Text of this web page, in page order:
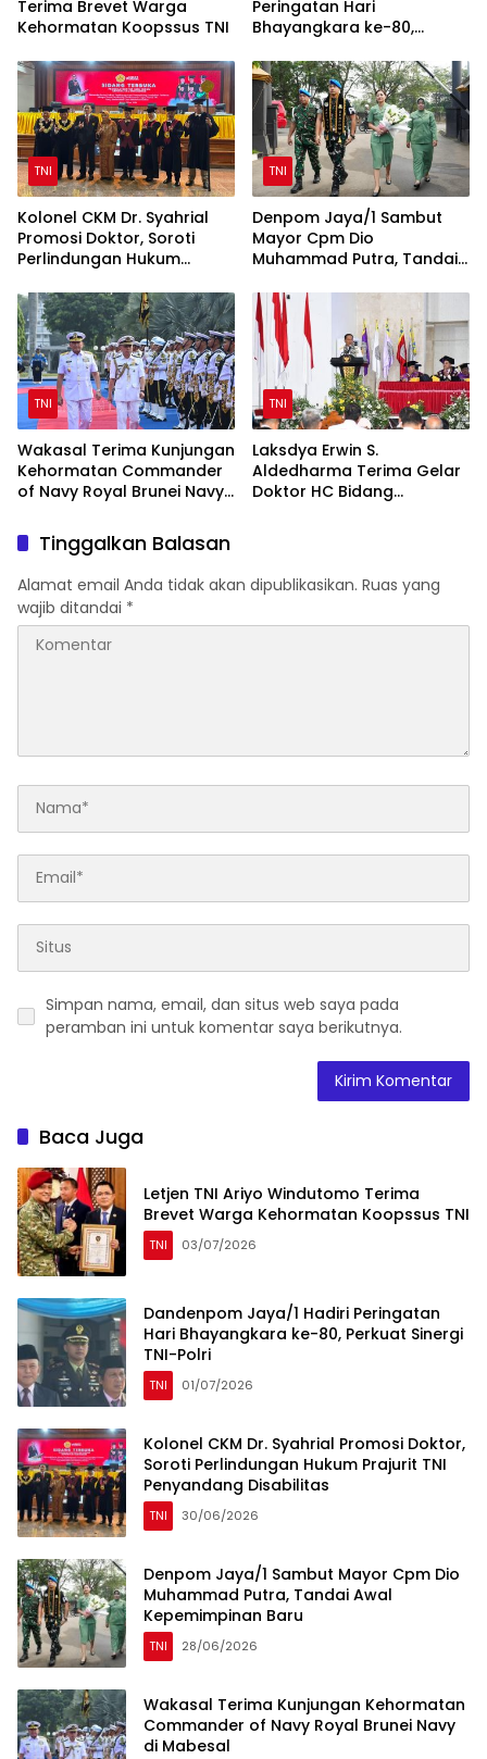
Terima Brevet Warga
Kehormatan Koopssus TNI
Peringatan Hari
Bhayangkara ke-80,
TNI
Kolonel CKM Dr. Syahrial
Promosi Doktor, Soroti
Perlindungan Hukum
Disabilitas
TNI
Denpom Jaya/1 Sambut
Mayor Cpm Dio
Muhammad Putra, Tandai
TNI
Wakasal Terima Kunjungan
Kehormatan Commander
of Navy Royal Brunei Navy
TNI
Laksdya Erwin S.
Aldedharma Terima Gelar
Doktor HC Bidang
Tinggalkan Balasan
Alamat email Anda tidak akan dipublikasikan. Ruas yang
wajib ditandai *
Simpan nama, email, dan situs web saya pada
peramban ini untuk komentar saya berikutnya.
Baca Juga
Letjen TNI Ariyo Windutomo Terima
Brevet Warga Kehormatan Koopssus TNI
TNI 03/07/2026
Dandenpom Jaya/1 Hadiri Peringatan
Hari Bhayangkara ke-80, Perkuat Sinergi
TNI-Polri
TNI 01/07/2026
Kolonel CKM Dr. Syahrial Promosi Doktor,
Soroti Perlindungan Hukum Prajurit TNI
Penyandang Disabilitas
TNI 30/06/2026
Denpom Jaya/1 Sambut Mayor Cpm Dio
Muhammad Putra, Tandai Awal
Kepemimpinan Baru
TNI 28/06/2026
Wakasal Terima Kunjungan Kehormatan
Commander of Navy Royal Brunei Navy
di Mabesal